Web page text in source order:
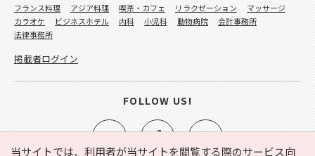
当サイトでは、利用者が当サイトを閲覧する際のサービス向
フランス料理
アジア料理 喫茶・カフェ リラクゼーション
マッサージ
カラオケ
ビジネスホテル 内科 小児科 動物病院
会計事務所
法律事務所
掲載者ログイン
FOLLOW US!